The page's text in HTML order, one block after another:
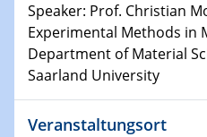
Bewerbungsvorrtag
Technische Chemie –
Chemie für die
23.01.2024
Kolloquium CRC 1242
Speaker: Prof. Christian
Experimental Methods in
Department of Material
Saarland University
Veranstaltungsort